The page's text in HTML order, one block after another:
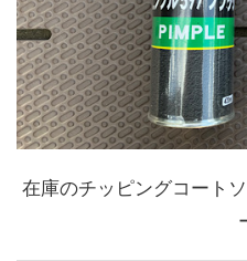
在庫のチッピングコート